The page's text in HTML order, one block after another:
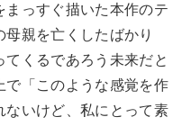
まっすぐ描いた本作のテ
親を亡くしたばかり
くるであろう未来だと
で「このような感覚を作
ないけど、私にとって素